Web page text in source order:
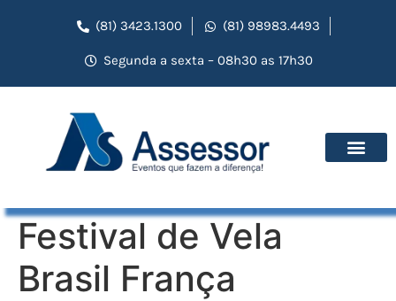
(81) 3423.1300 (81) 98983.4493
Segunda a sexta – 08h30 as 17h30
Festival de Vela
Brasil França